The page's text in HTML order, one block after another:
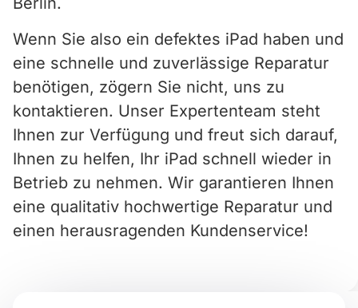
Wenn Sie also ein defektes iPad haben und
eine schnelle und zuverlässige Reparatur
benötigen, zögern Sie nicht, uns zu
kontaktieren. Unser Expertenteam steht
Ihnen zur Verfügung und freut sich darauf,
Ihnen zu helfen, Ihr iPad schnell wieder in
Betrieb zu nehmen. Wir garantieren Ihnen
eine qualitativ hochwertige Reparatur und
einen herausragenden Kundenservice!